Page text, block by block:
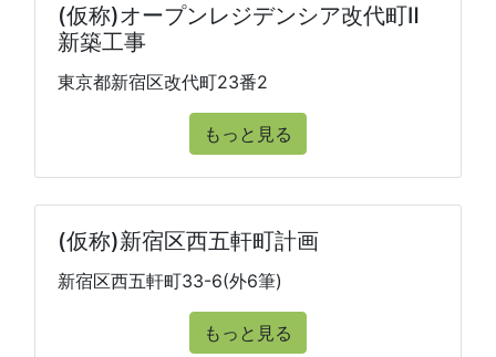
(仮称)オープンレジデンシア改代町Ⅱ
新築工事
東京都新宿区改代町23番2
もっと見る
(仮称)新宿区西五軒町計画
新宿区西五軒町33-6(外6筆)
もっと見る